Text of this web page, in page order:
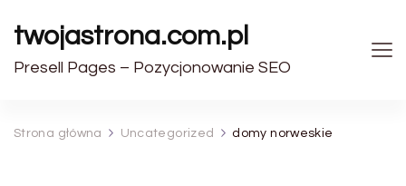
twojastrona.com.pl
Presell Pages – Pozycjonowanie SEO
Strona główna Uncategorized domy norweskie